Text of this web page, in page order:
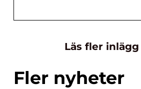
Läs fler
Fler nyheter